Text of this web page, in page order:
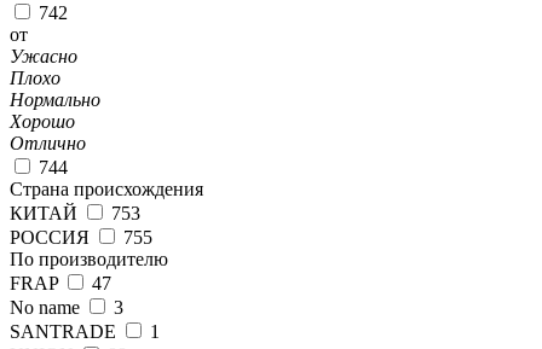
742
от
Ужасно
Плохо
Нормально
Хорошо
Отлично
744
Страна происхождения
КИТАЙ
753
РОССИЯ
755
По производителю
FRAP
47
No name
3
SANTRADE
1